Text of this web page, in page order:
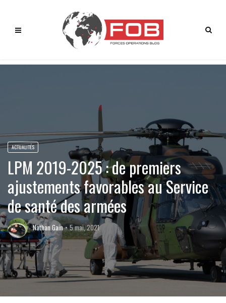
ACTUALITÉS
LPM 2019-2025 : de premiers
ajustements favorables au Service
de santé des armées
Nathan Gain 5 mai, 2021